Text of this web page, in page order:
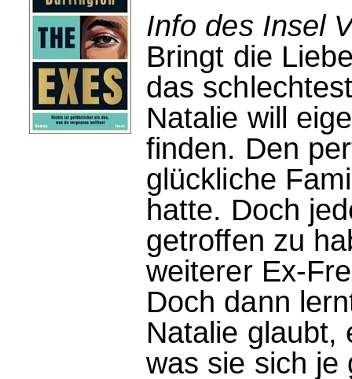
Info des Insel
Bringt die
das
Natalie will
finden. Den
glückliche
hatte. Doch
getroffen zu
weiterer Ex-
Doch dann
Natalie glaubt,
was sie sich je